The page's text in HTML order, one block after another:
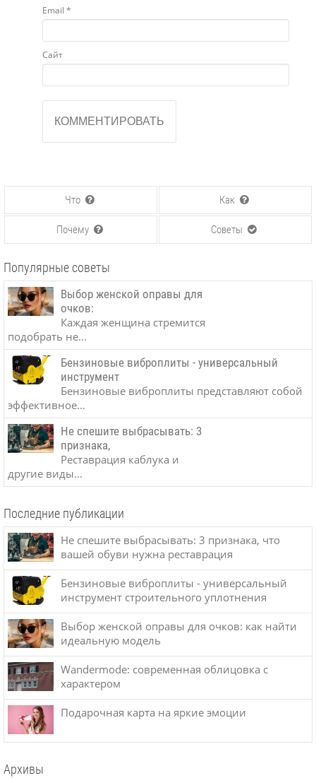
Email *
Сайт
Что Как
Почему Советы
Популярные советы
Выбор женской оправы для
очков:
Каждая женщина стремится
подобрать не...
Бензиновые виброплиты - универсальный
инструмент
Бензиновые виброплиты представляют собой
эффективное...
Не спешите выбрасывать: 3
признака,
Реставрация каблука и
другие виды...
Последние публикации
Не спешите выбрасывать: 3 признака, что
вашей обуви нужна реставрация
Бензиновые виброплиты - универсальный
инструмент строительного уплотнения
Выбор женской оправы для очков: как найти
идеальную модель
Wandermode: современная облицовка с
характером
Подарочная карта на яркие эмоции
Архивы